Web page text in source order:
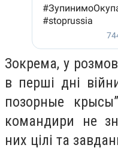
Зокрема, у
в перші дні
позорные
командири не
них цілі та